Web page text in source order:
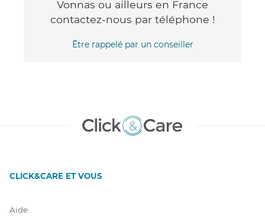
Vonnas ou ailleurs en France
contactez-nous par téléphone !
Être rappelé par un conseiller
CLICK&CARE ET VOUS
Aide